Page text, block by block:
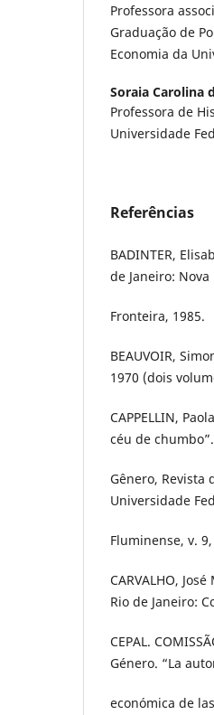
Professora
Graduação de
Economia da
Soraia Carolina
Professora de
Universidade
Referências
BADINTER,
de Janeiro: Nova
Fronteira, 1985.
BEAUVOIR,
1970 (dois
CAPPELLIN,
céu de chumbo”.
Gênero, Revista
Universidade
Fluminense, v.
CARVALHO,
Rio de Janeiro:
CEPAL.
Género. “La
económica de